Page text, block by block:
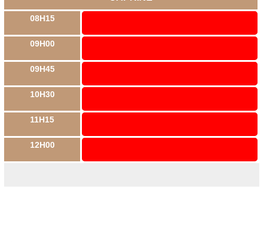
08H15
09H00
09H45
10H30
11H15
12H00